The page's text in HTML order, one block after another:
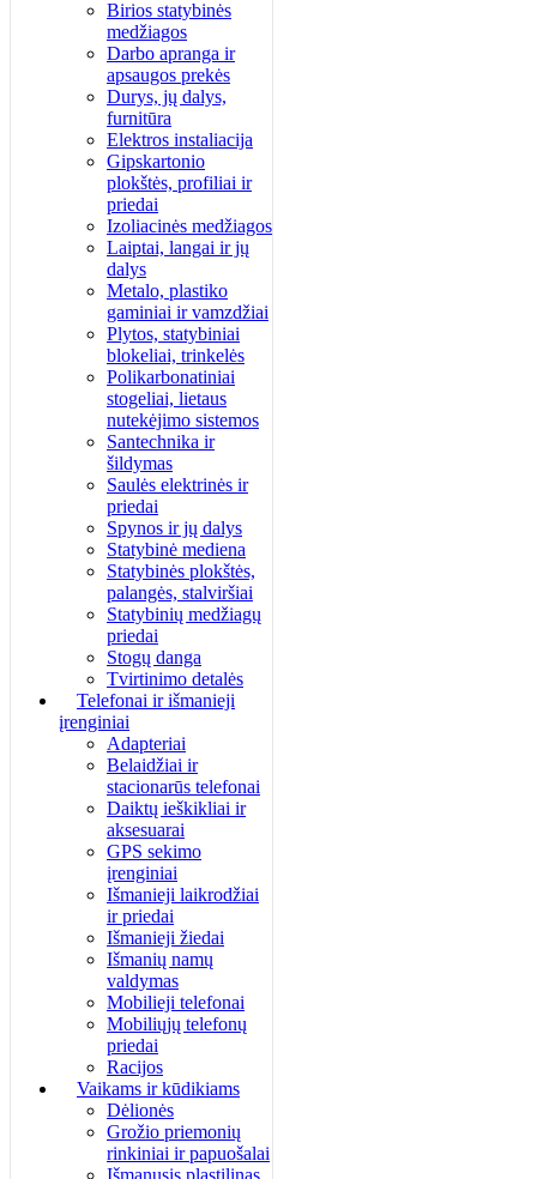
Birios statybinės
medžiagos
Darbo apranga ir
apsaugos prekės
Durys, jų dalys,
furnitūra
Elektros instaliacija
Gipskartonio
plokštės, profiliai ir
priedai
Izoliacinės medžiagos
Laiptai, langai ir jų
dalys
Metalo, plastiko
gaminiai ir vamzdžiai
Plytos, statybiniai
blokeliai, trinkelės
Polikarbonatiniai
stogeliai, lietaus
nutekėjimo sistemos
Santechnika ir
šildymas
Saulės elektrinės ir
priedai
Spynos ir jų dalys
Statybinė mediena
Statybinės plokštės,
palangės, stalviršiai
Statybinių medžiagų
priedai
Stogų danga
Tvirtinimo detalės
Telefonai ir išmanieji
įrenginiai
Adapteriai
Belaidžiai ir
stacionarūs telefonai
Daiktų ieškikliai ir
aksesuarai
GPS sekimo
įrenginiai
Išmanieji laikrodžiai
ir priedai
Išmanieji žiedai
Išmanių namų
valdymas
Mobilieji telefonai
Mobiliųjų telefonų
priedai
Racijos
Vaikams ir kūdikiams
Dėlionės
Grožio priemonių
rinkiniai ir papuošalai
Išmanusis plastilinas